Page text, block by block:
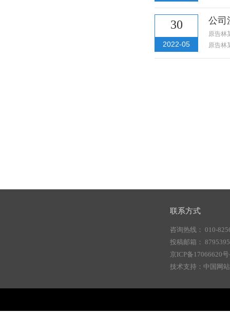
30
2022-05
公司
原告林
原告林
联系方式
咨询热线： 010-
投稿邮箱：
京ICP备17066620
技术支持：中国网